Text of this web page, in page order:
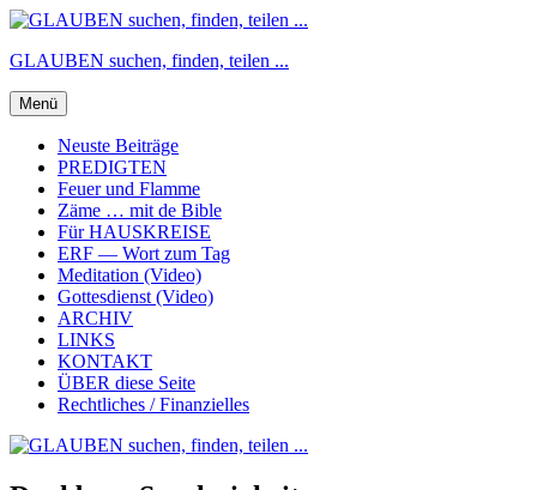
Zum
springen
GLAUBEN suchen, finden, teilen ...
Menü
Neuste Beiträge
PREDIGTEN
Feuer und Flamme
Zäme … mit de Bible
Für HAUSKREISE
ERF — Wort zum Tag
Meditation (Video)
Gottesdienst (Video)
ARCHIV
LINKS
KONTAKT
ÜBER diese Seite
Rechtliches / Finanzielles